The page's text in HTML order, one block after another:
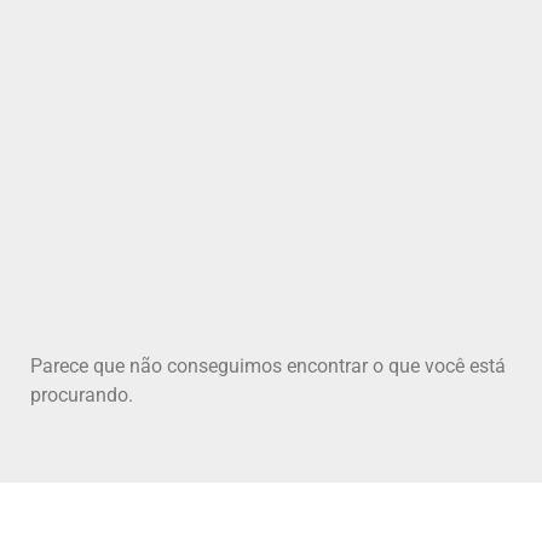
Parece que não conseguimos encontrar o que você está
procurando.